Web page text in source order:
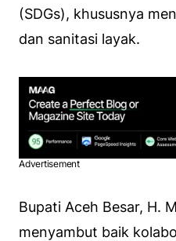
(SDGs), khususnya
dan sanitasi layak.
Advertisement
Bupati Aceh Besar, H.
menyambut baik